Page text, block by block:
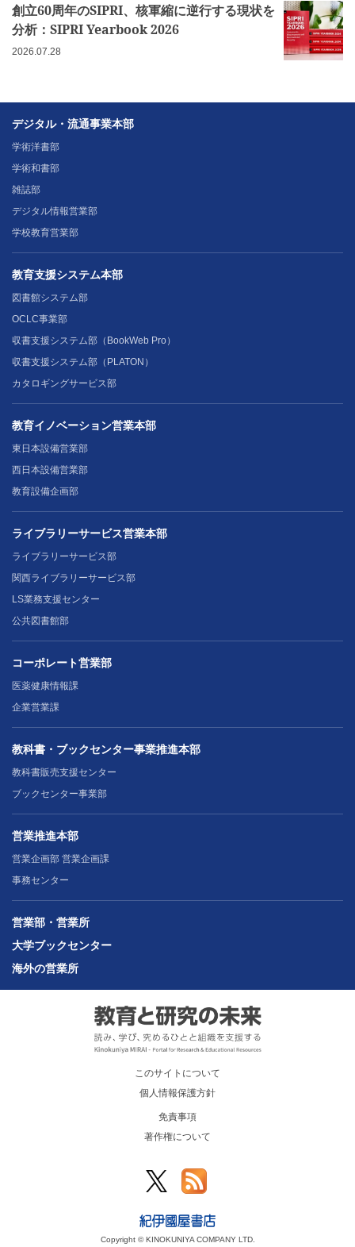
創立60周年のSIPRI、核軍縮に逆行する現状を
分析：SIPRI Yearbook 2026
2026.07.28
デジタル・流通事業本部
学術洋書部
学術和書部
雑誌部
デジタル情報営業部
学校教育営業部
教育支援システム本部
図書館システム部
OCLC事業部
収書支援システム部（BookWeb Pro）
収書支援システム部（PLATON）
カタロギングサービス部
教育イノベーション営業本部
東日本設備営業部
西日本設備営業部
教育設備企画部
ライブラリーサービス営業本部
ライブラリーサービス部
関西ライブラリーサービス部
LS業務支援センター
公共図書館部
コーポレート営業部
医薬健康情報課
企業営業課
教科書・ブックセンター事業推進本部
教科書販売支援センター
ブックセンター事業部
営業推進本部
営業企画部 営業企画課
事務センター
営業部・営業所
大学ブックセンター
海外の営業所
このサイトについて
個人情報保護方針
免責事項
著作権について
Copyright © KINOKUNIYA COMPANY LTD.